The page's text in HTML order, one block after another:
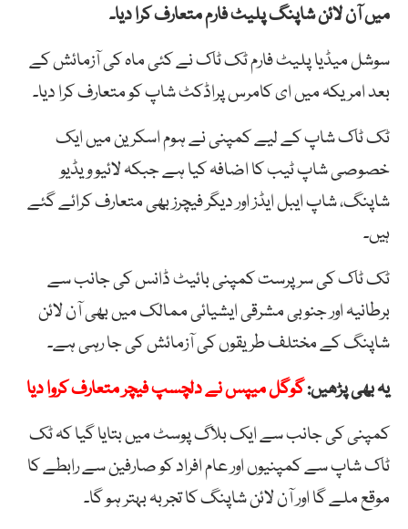
میں آن لائن شاپنگ پلیٹ فارم متعارف کرا دیا۔
سوشل میڈیا پلیٹ فارم ٹک ٹاک نے کئی ماہ کی آزمائش کے
بعد امریکہ میں ای کامرس پراڈکٹ شاپ کو متعارف کرا دیا۔
ٹک ٹاک شاپ کے لیے کمپنی نے ہوم اسکرین میں ایک
خصوصی شاپ ٹیب کا اضافہ کیا ہے جبکہ لائیو ویڈیو
شاپنگ، شاپ ایبل ایڈز اور دیگر فیچرز بھی متعارف کرائے گئے
ہیں۔
ٹک ٹاک کی سرپرست کمپنی بائیٹ ڈانس کی جانب سے
برطانیہ اور جنوبی مشرقی ایشیائی ممالک میں بھی آن لائن
شاپنگ کے مختلف طریقوں کی آزمائش کی جا رہی ہے۔
یہ بھی پڑھیں:گوگل میپس نے دلچسپ فیچر متعارف کروا دیا
کمپنی کی جانب سے ایک بلاگ پوسٹ میں بتایا گیا کہ ٹک
ٹاک شاپ سے کمپنیوں اور عام افراد کو صارفین سے رابطے کا
موقع ملے گا اور آن لائن شاپنگ کا تجربہ بہتر ہو گا۔